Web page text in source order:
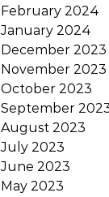
February 2024
January 2024
December 2023
November 2023
October 2023
September
August 2023
July 2023
June 2023
May 2023